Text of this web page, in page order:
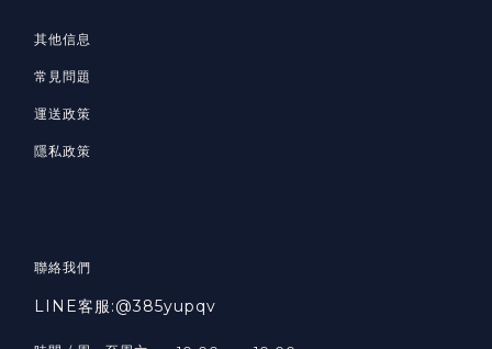
其他信息
常見問題
運送政策
隱私政策
聯絡我們
LINE客服:@385yupqv